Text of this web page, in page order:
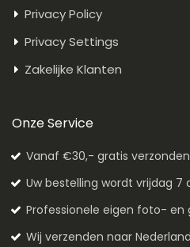
Privacy Policy
Privacy Settings
Zakelijke Klanten
Onze Service
Vanaf €30,- gratis
Uw bestelling wordt vrijdag 7
Professionele eigen foto- en
Wij verzenden naar